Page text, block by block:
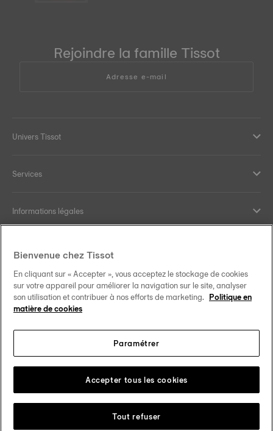
Rejoindre la famille Tissot
Adresse e-mail
Univers Tissot
Services
Informations légales
Nos engagements
Suivez-nous sur les réseaux sociaux
Changer de pays Tissot Copyrights 2026
Bienvenue chez Tissot
En cliquant sur « Accepter », vous acceptez le stockage de cookies
sur votre appareil pour améliorer la navigation sur le site, analyser
son utilisation et contribuer à nos efforts de marketing. Politique en
matière de cookies
Paramétrer
Tout refuser
Accepter tous les cookies